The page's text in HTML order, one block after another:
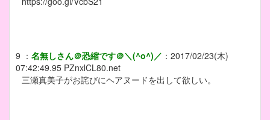
9 ： 名無しさん＠恐縮です＠＼(^o^)／ ： 2017/02/23(木)
07:42:49.95 PZnxlCL80.net
三瀬真美子がお詫びにヘアヌードを出して欲しい。